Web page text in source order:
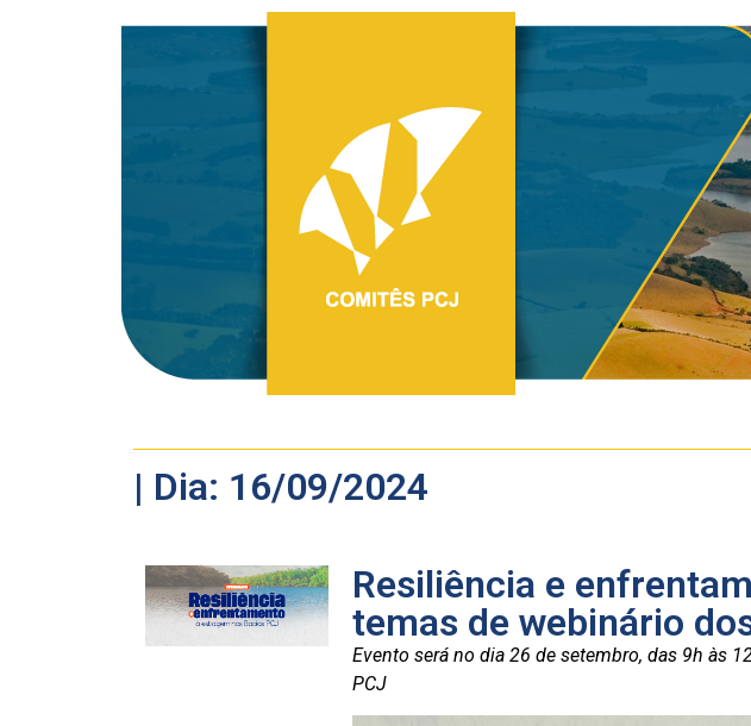
| Dia: 16/09/2024
Resiliência e
temas de webinário
Evento será no dia 26 de setembro, das 9h às
PCJ